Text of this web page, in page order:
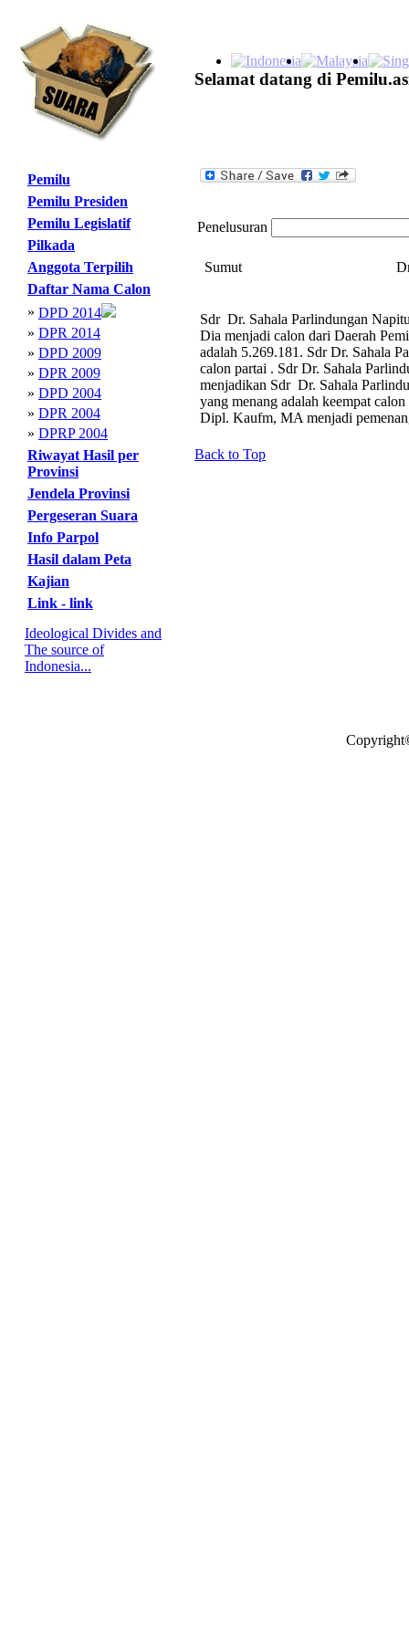
Selamat datang di
Pemilu
Pemilu Presiden
Pemilu Legislatif
Pilkada
Anggota Terpilih
Daftar Nama Calon
» DPD 2014
» DPR 2014
» DPD 2009
» DPR 2009
» DPD 2004
» DPR 2004
» DPRP 2004
Riwayat Hasil per
Provinsi
Jendela Provinsi
Pergeseran Suara
Info Parpol
Hasil dalam Peta
Kajian
Link - link
Ideological Divides and
The source of
Indonesia...
Penelusuran
Sumut
Sdr Dr. Sahala Parlindungan
Dia menjadi calon dari Daerah
adalah 5.269.181. Sdr Dr. Sahala
calon partai . Sdr Dr. Sahala
menjadikan Sdr Dr. Sahala
yang menang adalah keempat
Dipl. Kaufm, MA menjadi
Back to Top